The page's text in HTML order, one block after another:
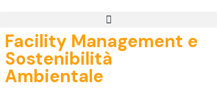
Facility Management e
Sostenibilità
Ambientale